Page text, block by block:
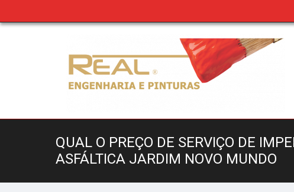
QUAL O PREÇO DE SERVIÇO DE
ASFÁLTICA JARDIM NOVO MUNDO